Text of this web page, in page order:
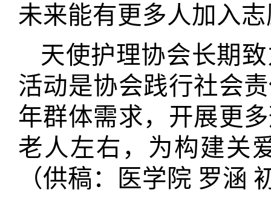
未来能有更多人加入
天使护理协会长期
活动是协会践行社会
年群体需求，开展更
老人左右，为构建关
（供稿：医学院 罗涵